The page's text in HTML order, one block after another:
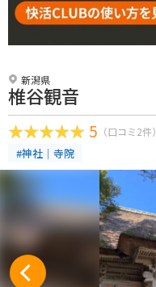
新潟県
椎谷観音
5 （口コミ2件）
#神社｜寺院